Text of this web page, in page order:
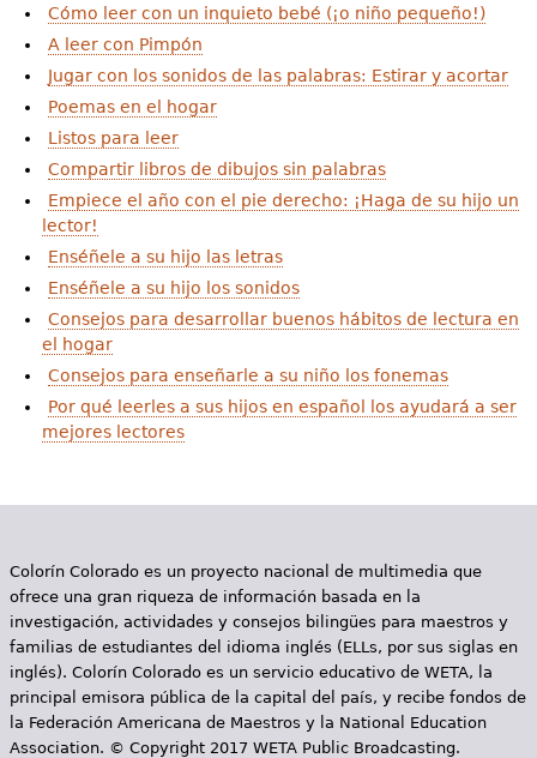
u
Cómo leer con un inquieto bebé (¡o niño pequeño!)
A leer con Pimpón
Jugar con los sonidos de las palabras: Estirar y acortar
Poemas en el hogar
Listos para leer
Compartir libros de dibujos sin palabras
Empiece el año con el pie derecho: ¡Haga de su hijo un
lector!
Enséñele a su hijo las letras
Enséñele a su hijo los sonidos
Consejos para desarrollar buenos hábitos de lectura en
el hogar
Consejos para enseñarle a su niño los fonemas
Por qué leerles a sus hijos en español los ayudará a ser
mejores lectores
Colorín Colorado es un proyecto nacional de multimedia que
ofrece una gran riqueza de información basada en la
investigación, actividades y consejos bilingües para maestros y
familias de estudiantes del idioma inglés (ELLs, por sus siglas en
inglés). Colorín Colorado es un servicio educativo de WETA, la
principal emisora pública de la capital del país, y recibe fondos de
la Federación Americana de Maestros y la National Education
Association. © Copyright 2017 WETA Public Broadcasting.